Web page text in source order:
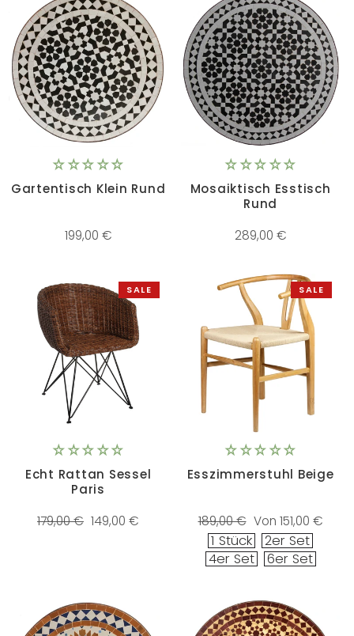
Gartentisch Klein Rund
199,00 €
Mosaiktisch Esstisch
Rund
289,00 €
SALE
Echt Rattan Sessel
Paris
Normaler
179,00 € Sonderpreis
149,00 €
SALE
Esszimmerstuhl Beige
Normaler
Preis
189,00 € Sonderpreis
Von 151,00 €
1 Stück
2er Set
4er Set
6er Set